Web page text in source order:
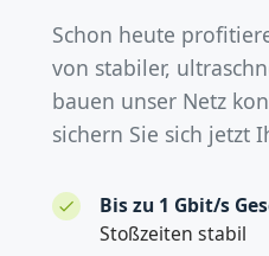
Schon heute
von stabiler,
bauen unser Netz
sichern Sie sich jetzt
Bis zu 1 Gbit/s
Stoßzeiten stabil